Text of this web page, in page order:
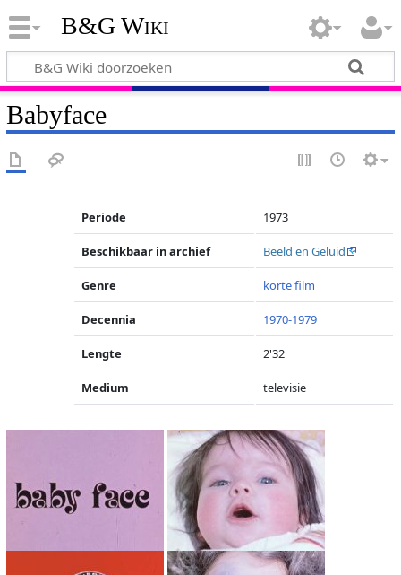
B&G Wiki
Babyface
Periode 1973
Beschikbaar in archief Beeld en Geluid
Genre korte film
Decennia 1970-1979
Lengte 2'32
Medium televisie